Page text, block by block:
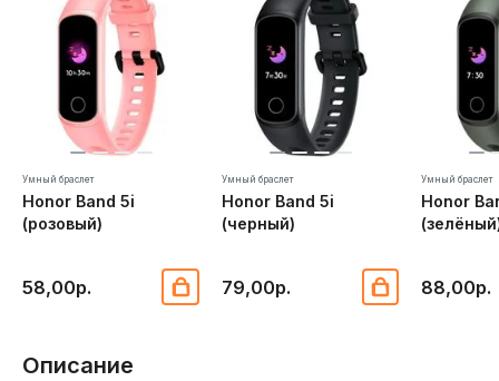
Умный браслет
Honor Band 5i
(розовый)
58,00р.
Умный браслет
Honor Band 5i
(черный)
79,00р.
Умный браслет
Honor
88,00р.
Описание